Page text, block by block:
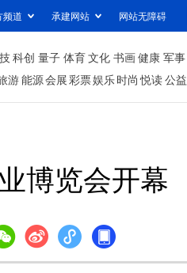
频道 承建网站 网站无障碍
科创 量子 体育文化 书画健康 军事
游能源会展彩票娱乐时尚 悦读公益
博览会开幕